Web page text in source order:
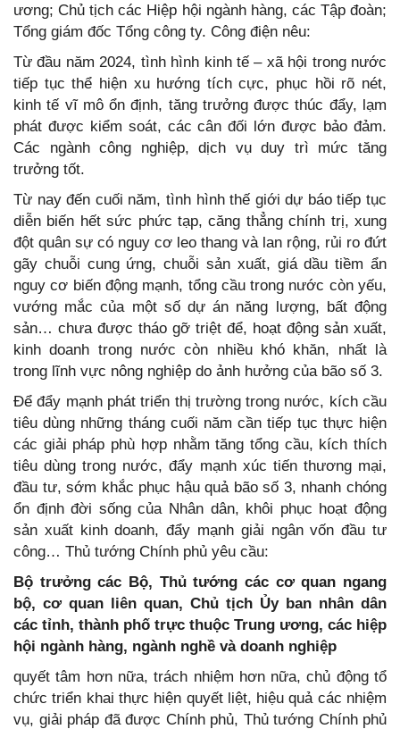
ương; Chủ tịch các Hiệp hội ngành hàng, các Tập đoàn;
Tổng giám đốc Tổng công ty. Công điện nêu:
Từ đầu năm 2024, tình hình kinh tế – xã hội trong nước
tiếp tục thể hiện xu hướng tích cực, phục hồi rõ nét,
kinh tế vĩ mô ổn định, tăng trưởng được thúc đẩy, lạm
phát được kiểm soát, các cân đối lớn được bảo đảm.
Các ngành công nghiệp, dịch vụ duy trì mức tăng
trưởng tốt.
Từ nay đến cuối năm, tình hình thế giới dự báo tiếp tục
diễn biến hết sức phức tạp, căng thẳng chính trị, xung
đột quân sự có nguy cơ leo thang và lan rộng, rủi ro đứt
gãy chuỗi cung ứng, chuỗi sản xuất, giá dầu tiềm ẩn
nguy cơ biến động mạnh, tổng cầu trong nước còn yếu,
vướng mắc của một số dự án năng lượng, bất động
sản… chưa được tháo gỡ triệt để, hoạt động sản xuất,
kinh doanh trong nước còn nhiều khó khăn, nhất là
trong lĩnh vực nông nghiệp do ảnh hưởng của bão số 3.
Để đẩy mạnh phát triển thị trường trong nước, kích cầu
tiêu dùng những tháng cuối năm cần tiếp tục thực hiện
các giải pháp phù hợp nhằm tăng tổng cầu, kích thích
tiêu dùng trong nước, đẩy mạnh xúc tiến thương mại,
đầu tư, sớm khắc phục hậu quả bão số 3, nhanh chóng
ổn định đời sống của Nhân dân, khôi phục hoạt động
sản xuất kinh doanh, đẩy mạnh giải ngân vốn đầu tư
công… Thủ tướng Chính phủ yêu cầu:
Bộ trưởng các Bộ, Thủ tướng các cơ quan ngang
bộ, cơ quan liên quan, Chủ tịch Ủy ban nhân dân
các tỉnh, thành phố trực thuộc Trung ương, các hiệp
hội ngành hàng, ngành nghề và doanh nghiệp
quyết tâm hơn nữa, trách nhiệm hơn nữa, chủ động tổ
chức triển khai thực hiện quyết liệt, hiệu quả các nhiệm
vụ, giải pháp đã được Chính phủ, Thủ tướng Chính phủ